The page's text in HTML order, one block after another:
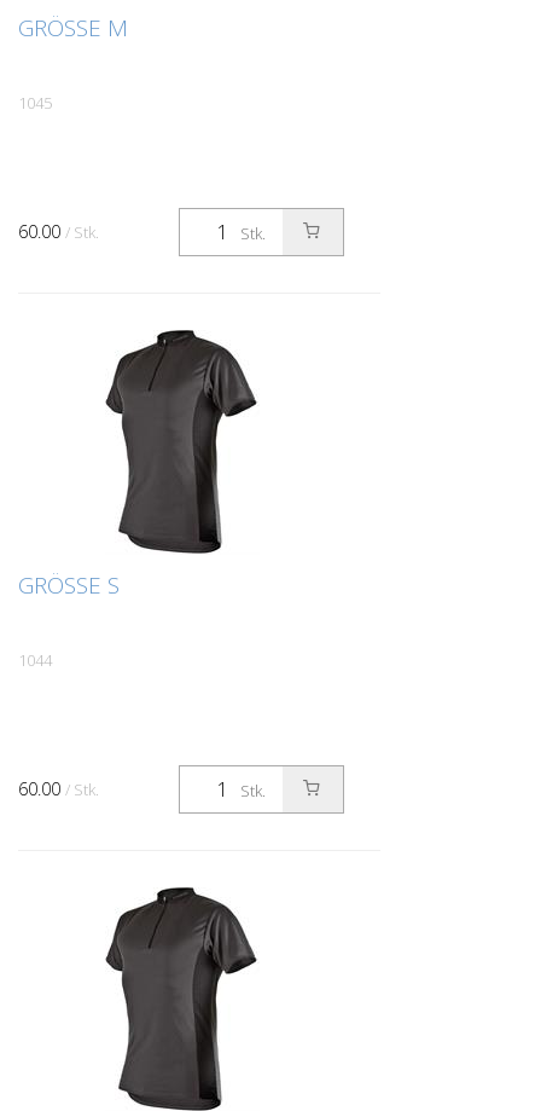
GRÖSSE M
1045
Stk.
60.00 / Stk.
GRÖSSE S
1044
Stk.
60.00 / Stk.